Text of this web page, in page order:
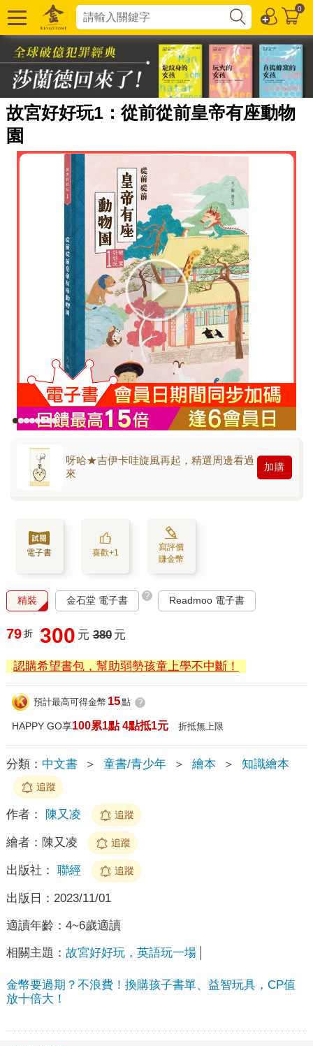
0
故宮好好玩1：從前從前皇帝有座動物
園
呀哈★吉伊卡哇旋風再起，精選周邊看過
來
加購
電子書 喜歡+1
寫評價
賺金幣
精裝 金石堂 電子書 ? Readmoo 電子書
79 折 300 元 380 元
認購希望書包，幫助弱勢孩童上學不中斷！
預計最高可得金幣 15點 ?
HAPPY GO享100累1點 4點抵1元 折抵無上限
分類： 中文書 ＞ 童書/青少年 ＞ 繪本 ＞ 知識繪本
追蹤
作者： 陳又凌 追蹤
繪者： 陳又凌 追蹤
出版社： 聯經 追蹤
出版日： 2023/11/01
適讀年齡： 4~6歲適讀
相關主題： 故宮好好玩，英語玩一場
金幣要過期？不浪費！換購孩子書單、益智玩具，CP值
放十倍大！